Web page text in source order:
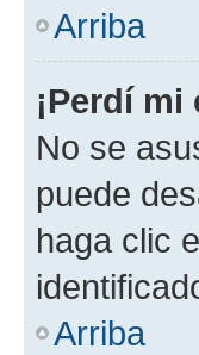
Arriba
¡Perdí
No se
puede
haga clic
Arriba